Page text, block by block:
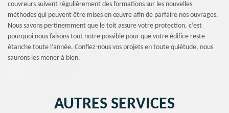
couvreurs suivent régulièrement des formations sur les nouvelles
méthodes qui peuvent être mises en œuvre afin de parfaire nos ouvrages.
Nous savons pertinemment que le toit assure votre protection, c’est
pourquoi nous faisons tout notre possible pour que votre édifice reste
étanche toute l’année. Confiez-nous vos projets en toute quiétude, nous
saurons les mener à bien.
AUTRES SERVICES